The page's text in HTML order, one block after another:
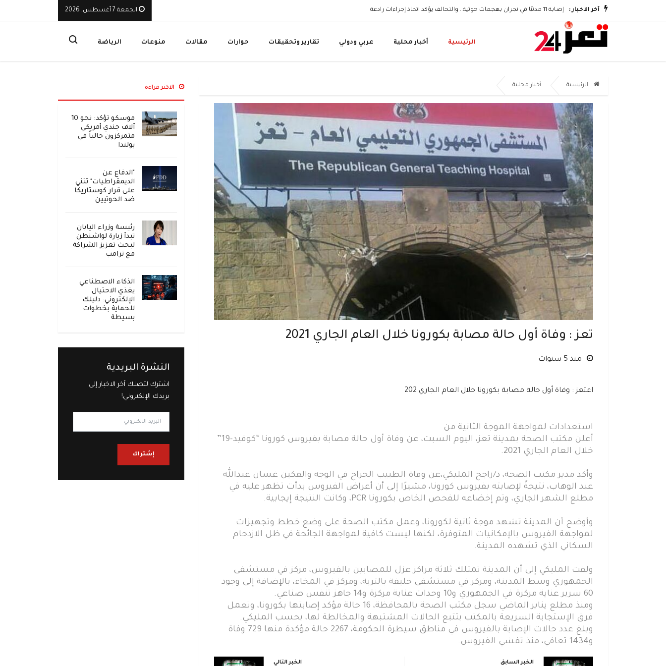
آخر الاخبار : إصابة 11 مدنيًا في نجران بهجمات حوثية.. والتحالف يؤكد اتخاذ إجراءات رادعة البنك المركزي اليمني يوقف تراخيص ثلاث منشآت صرافة ويأمر بإغلاق مقراتها
الجمعة 7 أغسطس, 2026
الرئيسية أخبار محلية عربي ودولي تقارير وتحقيقات حوارات مقالات منوعات الرياضة
الرئيسية أخبار محلية
تعز : وفاة أول حالة مصابة بكورونا خلال العام الجاري 2021
منذ 5 سنوات
اعتعز : وفاة أول حالة مصابة بكورونا خلال العام الجاري 202
استعدادات لمواجهة الموجة الثانية من
أعلن مكتب الصحة بمدينة تعز، اليوم السبت، عن وفاة أول حالة مصابة بفيروس كورونا “كوفيد-19”
خلال العام الجاري 2021.
وأكد مدير مكتب الصحة، د/راجح المليكي،عن وفاة الطبيب الجراح في الوجه والفكين غسان عبدالله
عبد الوهاب، نتيجةً لإصابته بفيروس كورونا، مشيرًا إلى أن أعراض الفيروس بدأت تظهر عليه في
مطلع الشهر الجاري، وتم إخضاعه للفحص الخاص بكورونا PCR، وكانت النتيجة إيجابية.
وأوضح أن المدينة تشهد موجة ثانية لكورونا، وعمل مكتب الصحة على وضع خطط وتجهيزات
لمواجهة الفيروس بالإمكانيات المتوفرة، لكنها ليست كافية لمواجهة الجائحة في ظل الازدحام
السكاني الذي تشهده المدينة.
ولفت المليكي إلى أن المدينة تمتلك ثلاثة مراكز عزل للمصابين بالفيروس، مركز في مستشفى
الجمهوري وسط المدينة، ومركز في مستشفى خليفة بالتربة، ومركز في المخاء، بالإضافة إلى وجود
60 سرير عناية مركزة في الجمهوري و10 وحدات عناية مركزة و14 جاهز تنفس صناعي.
ومنذ مطلع يناير الماضي سجل مكتب الصحة بالمحافظة، 16 حالة مؤكد إصابتها بكورونا، وتعمل
فرق الإستجابة السريعة بالمكتب بتتبع الحالات المشتبهة والمخالطة لها، بحسب المليكي.
وبلغ عدد حالات الإصابة بالفيروس في مناطق سيطرة الحكومة، 2267 حالة مؤكدة منها 729 وفاة
و1434 تعافي، منذ تفشي الفيروس.
الخبر السابق الخبر التالي
الاكثر قراءة
موسكو تؤكد: نحو 10
آلاف جندي أمريكي
متمركزون حالياً في
بولندا
"الدفاع عن
الديمقراطيات" تثني
على قرار كوستاريكا
ضد الحوثيين
رئيسة وزراء اليابان
تبدأ زيارة لواشنطن
لبحث تعزيز الشراكة
مع ترامب
الذكاء الاصطناعي
يغذي الاحتيال
الإلكتروني: دليلك
للحماية بخطوات
بسيطة
النشرة البريدية
اشترك لتصلك آخر الاخبار إلى
بريدك الإلكتروني!
إشتراك